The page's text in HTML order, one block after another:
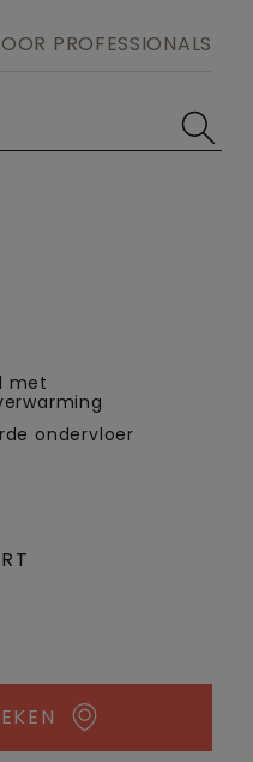
PROFESSIONALS
met
ondervloer